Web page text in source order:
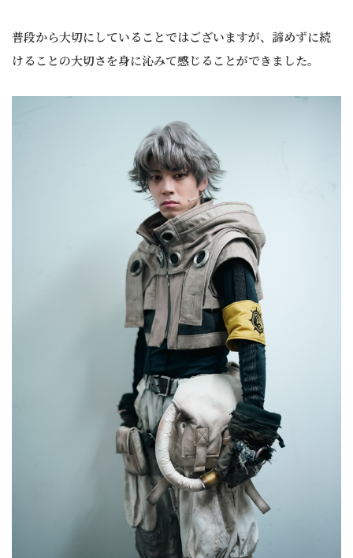
普段から大切にしていることではございますが、諦めずに続
けることの大切さを身に沁みて感じることができました。